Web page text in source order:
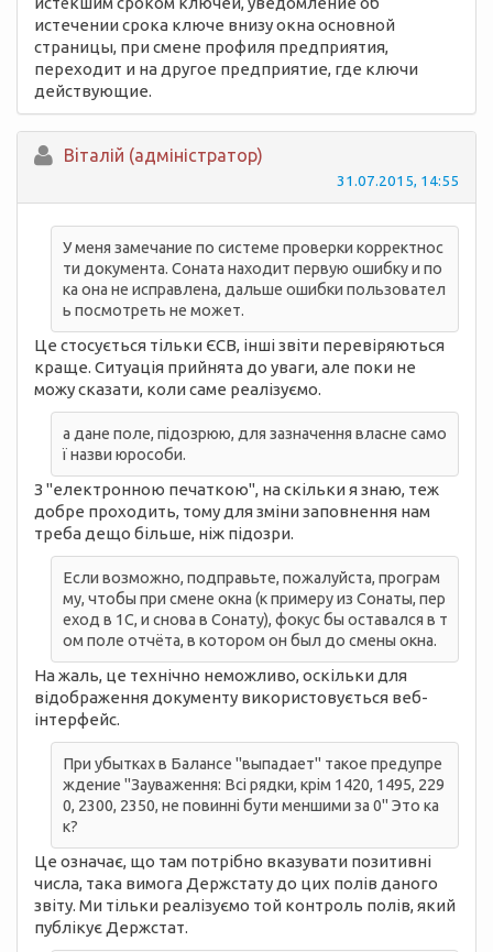
истечении срока ключе внизу окна основной
страницы, при смене профиля предприятия,
переходит и на другое предприятие, где ключи
действующие.
Вiталій (адміністратор)
31.07.2015, 14:55
У меня замечание по системе проверки корректнос
ти документа. Соната находит первую ошибку и по
ка она не исправлена, дальше ошибки пользовател
ь посмотреть не может.
Це стосується тільки ЄСВ, інші звіти перевіряються
краще. Ситуація прийнята до уваги, але поки не
можу сказати, коли саме реалізуємо.
а дане поле, підозрюю, для зазначення власне само
ї назви юрособи.
З "електронною печаткою", на скільки я знаю, теж
добре проходить, тому для зміни заповнення нам
треба дещо більше, ніж підозри.
Если возможно, подправьте, пожалуйста, програм
му, чтобы при смене окна (к примеру из Сонаты, пер
еход в 1С, и снова в Сонату), фокус бы оставался в т
ом поле отчёта, в котором он был до смены окна.
На жаль, це технічно неможливо, оскільки для
відображення документу використовується веб-
інтерфейс.
При убытках в Балансе "выпадает" такое предупре
ждение "Зауваження: Всі рядки, крім 1420, 1495, 229
0, 2300, 2350, не повинні бути меншими за 0" Это ка
к?
Це означає, що там потрібно вказувати позитивні
числа, така вимога Держстату до цих полів даного
звіту. Ми тільки реалізуємо той контроль полів, який
публікує Держстат.